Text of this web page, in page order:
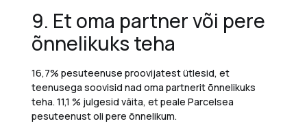
9. Et oma partner või pere
õnnelikuks teha
16,7% pesuteenuse proovijatest ütlesid, et
teenusega soovisid nad oma partnerit õnnelikuks
teha. 11,1 % julgesid väita, et peale Parcelsea
pesuteenust oli pere õnnelikum.